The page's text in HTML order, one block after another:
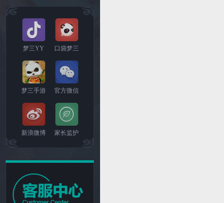
梦三YY 口袋梦三
梦三手游 官方微信
新浪微博 家长监护